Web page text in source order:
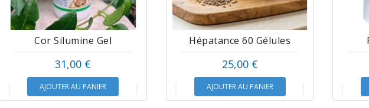
Cor Silumine Gel
31,00 €
AJOUTER AU PANIER
Hépatance 60 Gélules
25,00 €
AJOUTER AU PANIER